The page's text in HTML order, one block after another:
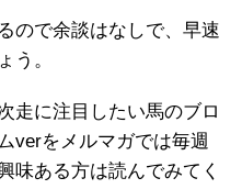
ので余談はなしで、早速
う。
走に注目したい馬のブロ
verをメルマガでは毎週
味ある方は読んでみてく